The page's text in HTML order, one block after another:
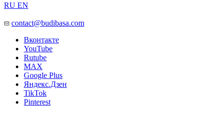
RU EN
contact@budibasa.com
Вконтакте
YouTube
Rutube
MAX
Google Plus
Яндекс.Дзен
TikTok
Pinterest